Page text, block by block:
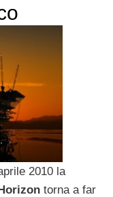
2010 la
torna a far